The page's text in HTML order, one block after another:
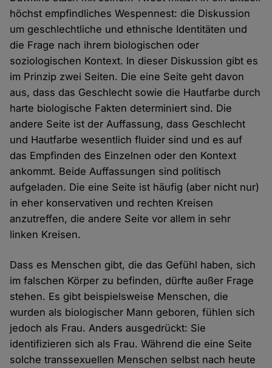
höchst empfindliches Wespennest: die Diskussion
um geschlechtliche und ethnische Identitäten und
die Frage nach ihrem biologischen oder
soziologischen Kontext. In dieser Diskussion gibt es
im Prinzip zwei Seiten. Die eine Seite geht davon
aus, dass das Geschlecht sowie die Hautfarbe durch
harte biologische Fakten determiniert sind. Die
andere Seite ist der Auffassung, dass Geschlecht
und Hautfarbe wesentlich fluider sind und es auf
das Empfinden des Einzelnen oder den Kontext
ankommt. Beide Auffassungen sind politisch
aufgeladen. Die eine Seite ist häufig (aber nicht nur)
in eher konservativen und rechten Kreisen
anzutreffen, die andere Seite vor allem in sehr
linken Kreisen.
Dass es Menschen gibt, die das Gefühl haben, sich
im falschen Körper zu befinden, dürfte außer Frage
stehen. Es gibt beispielsweise Menschen, die
wurden als biologischer Mann geboren, fühlen sich
jedoch als Frau. Anders ausgedrückt: Sie
identifizieren sich als Frau. Während die eine Seite
solche transsexuellen Menschen selbst nach heute